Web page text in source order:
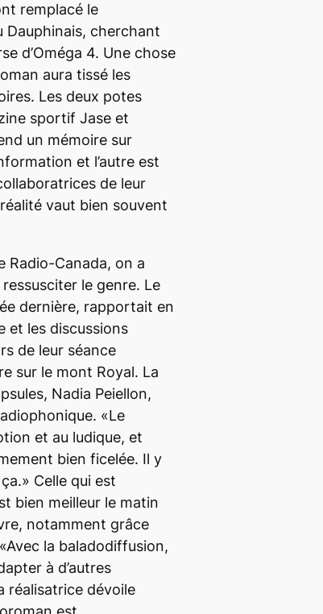
remplacé le
Dauphinais, cherchant
d’Oméga 4. Une chose
aura tissé les
Les deux potes
sportif Jase et
un mémoire sur
et l’autre est
de leur
vaut bien souvent
Radio-Canada, on a
le genre. Le
dernière, rapportait en
et les discussions
de leur séance
sur le mont Royal. La
Nadia Peiellon,
«Le
et au ludique, et
bien ficelée. Il y
Celle qui est
bien meilleur le matin
notamment grâce
la baladodiffusion,
à d’autres
réalisatrice dévoile